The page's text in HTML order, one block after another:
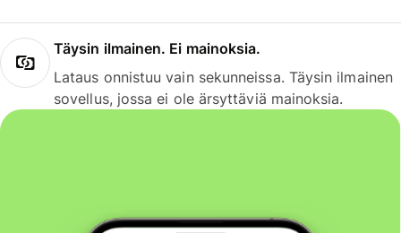
Täysin ilmainen. Ei mainoksia.
Lataus onnistuu vain sekunneissa. Täysin ilmainen
sovellus, jossa ei ole ärsyttäviä mainoksia.